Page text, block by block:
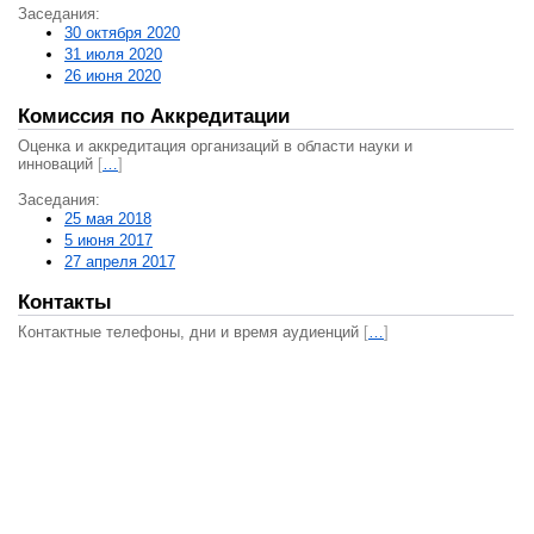
Заседания:
30 октября 2020
31 июля 2020
26 июня 2020
Комиссия по Аккредитации
Оценка и аккредитация организаций в области науки и
инноваций […]
Заседания:
25 мая 2018
5 июня 2017
27 апреля 2017
Контакты
Контактные телефоны, дни и время аудиенций […]